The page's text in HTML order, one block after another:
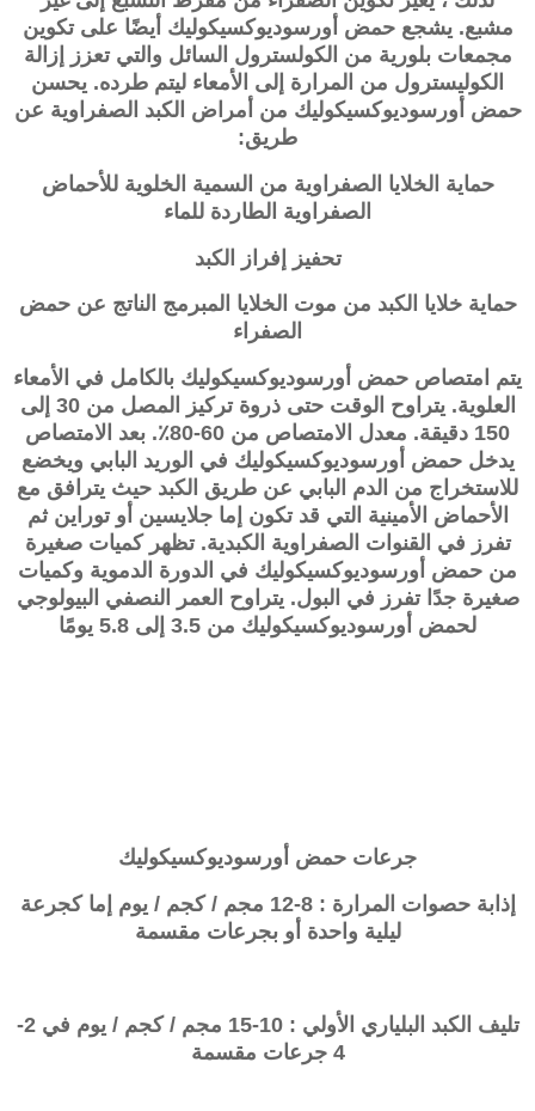
مشبع. يشجع حمض أورسوديوكسيكوليك أيضًا على تكوين
مجمعات بلورية من الكولسترول السائل والتي تعزز إزالة
الكوليسترول من المرارة إلى الأمعاء ليتم طرده. يحسن
حمض أورسوديوكسيكوليك من أمراض الكبد الصفراوية عن
طريق:
حماية الخلايا الصفراوية من السمية الخلوية للأحماض
الصفراوية الطاردة للماء
تحفيز إفراز الكبد
حماية خلايا الكبد من موت الخلايا المبرمج الناتج عن حمض
الصفراء
يتم امتصاص حمض أورسوديوكسيكوليك بالكامل في الأمعاء
العلوية. يتراوح الوقت حتى ذروة تركيز المصل من 30 إلى
150 دقيقة. معدل الامتصاص من 60-80٪. بعد الامتصاص
يدخل حمض أورسوديوكسيكوليك في الوريد البابي ويخضع
للاستخراج من الدم البابي عن طريق الكبد حيث يترافق مع
الأحماض الأمينية التي قد تكون إما جلايسين أو توراين ثم
تفرز في القنوات الصفراوية الكبدية. تظهر كميات صغيرة
من حمض أورسوديوكسيكوليك في الدورة الدموية وكميات
صغيرة جدًا تفرز في البول. يتراوح العمر النصفي البيولوجي
لحمض أورسوديوكسيكوليك من 3.5 إلى 5.8 يومًا
جرعات حمض أورسوديوكسيكوليك
إذابة حصوات المرارة : 8-12 مجم / كجم / يوم إما كجرعة
ليلية واحدة أو بجرعات مقسمة
تليف الكبد البلياري الأولي
: 10-15 مجم / كجم / يوم في 2-
4 جرعات مقسمة